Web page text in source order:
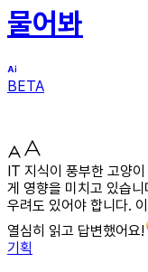
물어봐
BETA
IT 지식이 풍부한 고양
게 영향을 미치고 있습
우려도 있어야 합니다.
열심히 읽고 답변했어요!
기획